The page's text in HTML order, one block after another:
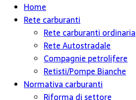
Home
Rete carburanti
Rete carburanti ordinaria
Rete Autostradale
Compagnie petrolifere
Retisti/Pompe Bianche
Normativa carburanti
Riforma di settore